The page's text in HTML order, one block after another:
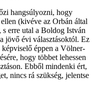
hangsúlyozni, hogy
(kivéve az Orbán által
erre utal a Boldog István
jövő évi választásoktól. Ez
éppen a Völner-
hogy többet lehessen
Ebből mindenki ért,
nincs rá szükség, jelentse